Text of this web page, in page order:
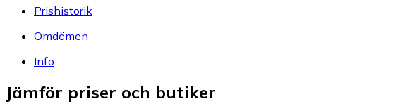
Prishistorik
Omdömen
Info
Jämför priser och butiker